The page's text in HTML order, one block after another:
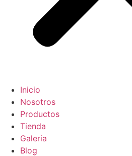
Inicio
Nosotros
Productos
Tienda
Galeria
Blog